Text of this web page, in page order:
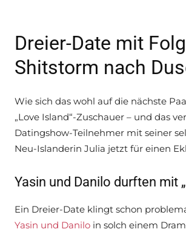
Dreier-Date mit
Shitstorm nach
Wie sich das wohl auf die nächste
„Love Island“-Zuschauer – und das
Datingshow-Teilnehmer mit seiner
Neu-Islanderin Julia jetzt für einen
Yasin und Danilo durften mit
Ein Dreier-Date klingt schon
Yasin und Danilo in solch einem